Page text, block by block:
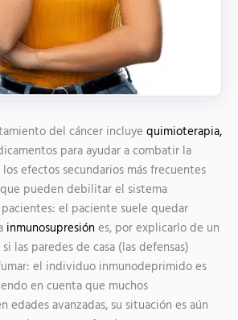
del cáncer incluye quimioterapia,
para ayudar a combatir la
efectos secundarios más frecuentes
pueden debilitar el sistema
el paciente suele quedar
inmunosupresión es, por explicarlo de un
las paredes de casa (las defensas)
el individuo inmunodeprimido es
en cuenta que muchos
edades avanzadas, su situación es aún